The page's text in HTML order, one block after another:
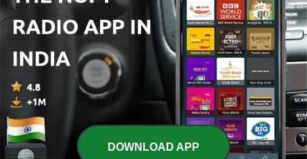
478 - 103 Klubb - Blasterjaxx - 27 Juin 2026
12 Jul 2026
477 - 103 Klubb - Rehab - 27 Juin 2026
12 Jul 2026
476 - 103 Klubb - Joel Corry - 27 Juin 2026
12 Jul 2026
475 - 103 Klubb - WW - 20 Juin 2026
DOWNLOAD APP